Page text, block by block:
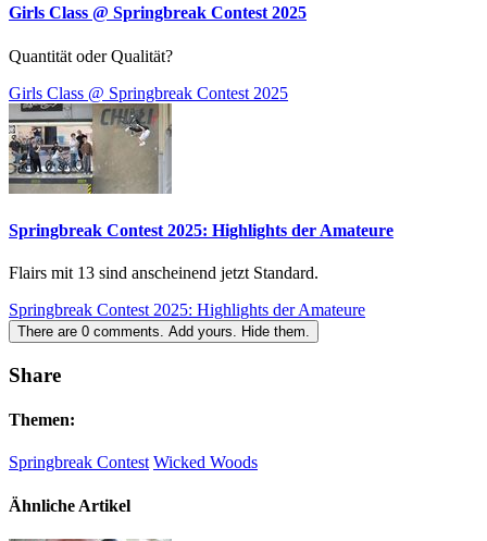
Girls Class @ Springbreak Contest 2025
Quantität oder Qualität?
Girls Class @ Springbreak Contest 2025
Springbreak Contest 2025: Highlights der Amateure
Flairs mit 13 sind anscheinend jetzt Standard.
Springbreak Contest 2025: Highlights der Amateure
There are 0 comments. Add yours. Hide them.
Share
Themen:
Springbreak Contest Wicked Woods
Ähnliche Artikel